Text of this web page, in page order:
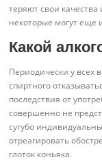
теряют свои
некоторые могут еще
Какой
Периодически у всех
спиртного
последствия от
совершенно не
сугубо
отреагировать
глоток коньяка.